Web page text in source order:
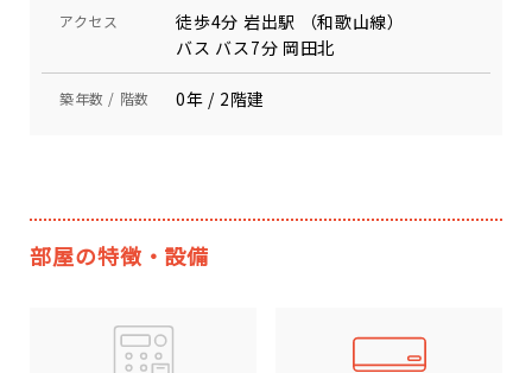
アクセス
徒歩4分 岩出駅 （和歌山線）
バス バス7分 岡田北
築年数 / 階数 0年 / 2階建
部屋の特徴・設備